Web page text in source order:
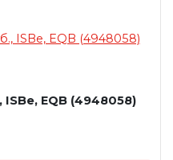
ISBe, EQB (4948058)